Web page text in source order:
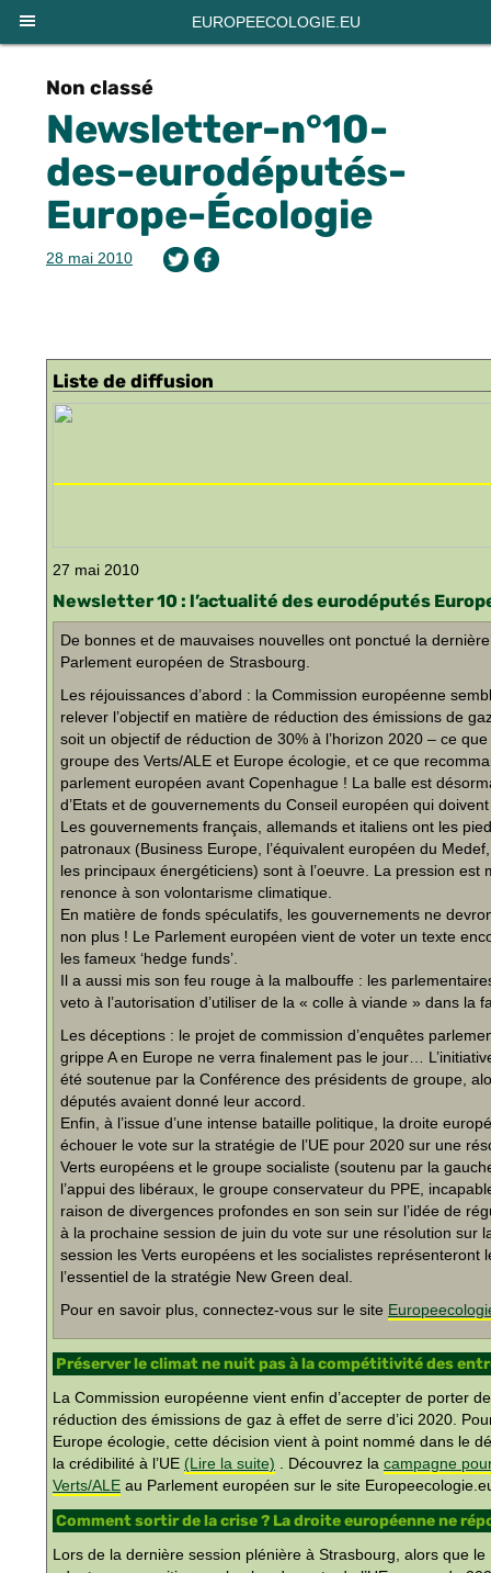
EUROPEECOLOGIE.EU
Non classé
Newsletter-n°10-
des-eurodéputés-
Europe-Écologie
28 mai 2010
Liste de diffusion
27 mai 2010
Newsletter 10 : l’actualité des eurodéputés
De bonnes et de mauvaises nouvelles ont ponctué la
Parlement européen de Strasbourg.
Les réjouissances d’abord : la Commission européenne
relever l’objectif en matière de réduction des émissions de
soit un objectif de réduction de 30% à l’horizon 2020 – ce
groupe des Verts/ALE et Europe écologie, et ce que
parlement européen avant Copenhague ! La balle est
d’Etats et de gouvernements du Conseil européen qui
Les gouvernements français, allemands et italiens ont les
patronaux (Business Europe, l’équivalent européen du
les principaux énergéticiens) sont à l’oeuvre. La pression est
renonce à son volontarisme climatique.
En matière de fonds spéculatifs, les gouvernements ne
non plus ! Le Parlement européen vient de voter un texte
les fameux ‘hedge funds’.
Il a aussi mis son feu rouge à la malbouffe : les
veto à l’autorisation d’utiliser de la « colle à viande » dans la
Les déceptions : le projet de commission d’enquêtes
grippe A en Europe ne verra finalement pas le jour…
été soutenue par la Conférence des présidents de groupe,
députés avaient donné leur accord.
Enfin, à l’issue d’une intense bataille politique, la droite
échouer le vote sur la stratégie de l’UE pour 2020 sur une
Verts européens et le groupe socialiste (soutenu par la
l’appui des libéraux, le groupe conservateur du PPE,
raison de divergences profondes en son sein sur l’idée de
à la prochaine session de juin du vote sur une résolution sur
session les Verts européens et les socialistes représenteront
l’essentiel de la stratégie New Green deal.
Pour en savoir plus, connectez-vous sur le site
Préserver le climat ne nuit pas à la compétitivité des
La Commission européenne vient enfin d’accepter de porter
réduction des émissions de gaz à effet de serre d’ici 2020.
Europe écologie, cette décision vient à point nommé dans le
la crédibilité à l’UE (Lire la suite) . Découvrez la campagne
Verts/ALE au Parlement européen sur le site
Comment sortir de la crise ? La droite européenne ne
Lors de la dernière session plénière à Strasbourg, alors que